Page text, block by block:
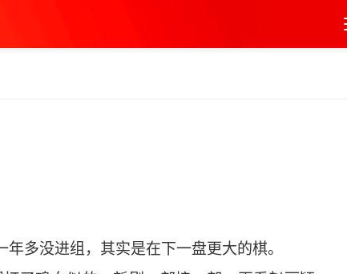
多没进组，其实是在下一盘更大的棋。